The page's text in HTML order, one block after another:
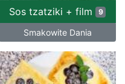
Sos tzatziki + film 9
Smakowite Dania